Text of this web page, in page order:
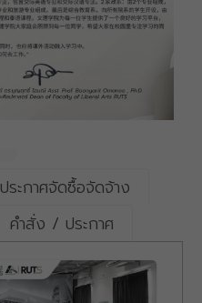
ประกาศจัดซื้อจัดจ้าง
คำสั่ง / ประกาศ